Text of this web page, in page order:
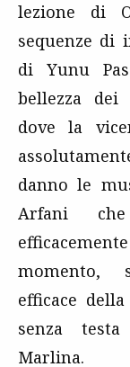
lezione di
sequenze di
di Yunu
bellezza dei
dove la
danno le
Arfani
momento,
efficace
senza
Marlina.